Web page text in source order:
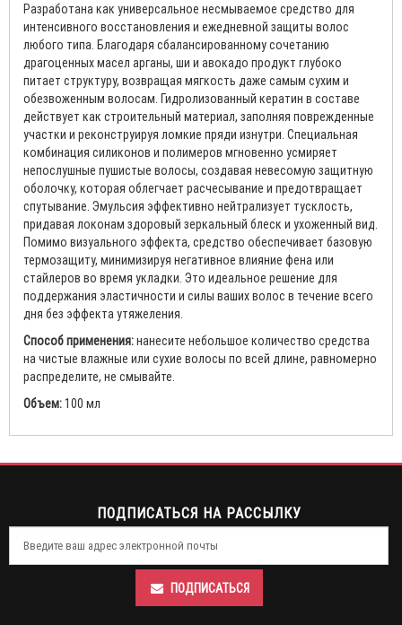
Разработана как универсальное несмываемое средство для
интенсивного восстановления и ежедневной защиты волос
любого типа. Благодаря сбалансированному сочетанию
драгоценных масел арганы, ши и авокадо продукт глубоко
питает структуру, возвращая мягкость даже самым сухим и
обезвоженным волосам. Гидролизованный кератин в составе
действует как строительный материал, заполняя поврежденные
участки и реконструируя ломкие пряди изнутри. Специальная
комбинация силиконов и полимеров мгновенно усмиряет
непослушные пушистые волосы, создавая невесомую защитную
оболочку, которая облегчает расчесывание и предотвращает
спутывание. Эмульсия эффективно нейтрализует тусклость,
придавая локонам здоровый зеркальный блеск и ухоженный вид.
Помимо визуального эффекта, средство обеспечивает базовую
термозащиту, минимизируя негативное влияние фена или
стайлеров во время укладки. Это идеальное решение для
поддержания эластичности и силы ваших волос в течение всего
дня без эффекта утяжеления.
Способ применения:нанесите небольшое количество средства
на чистые влажные или сухие волосы по всей длине, равномерно
распределите, не смывайте.
Объем:100 мл
ПОДПИСАТЬСЯ НА РАССЫЛКУ
ПОДПИСАТЬСЯ